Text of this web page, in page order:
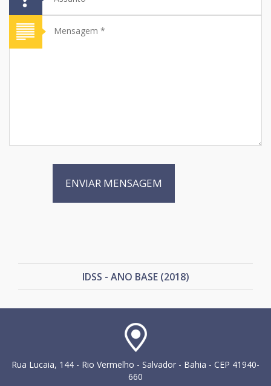
IDSS - ANO BASE (2018)
Rua Lucaia, 144 - Rio Vermelho - Salvador - Bahia - CEP 41940-
660